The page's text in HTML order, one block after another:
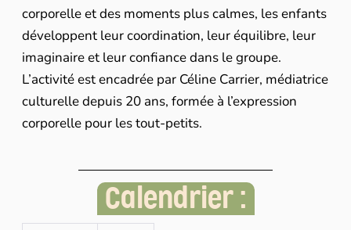
corporelle et des moments plus calmes, les enfants
développent leur coordination, leur équilibre, leur
imaginaire et leur confiance dans le groupe.
L’activité est encadrée par Céline Carrier, médiatrice
culturelle depuis 20 ans, formée à l’expression
corporelle pour les tout-petits.
Calendrier :